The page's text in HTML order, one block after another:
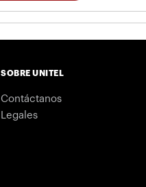
SOBRE UNITEL
Contáctanos
Legales